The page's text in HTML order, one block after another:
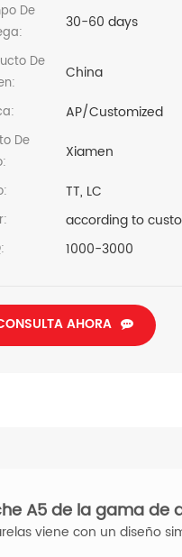
De
30-60 days
De
China
AP/Customized
De
Xiamen
TT, LC
according to
1000-3000
AHORA
A5 de la gama de
viene con un diseño